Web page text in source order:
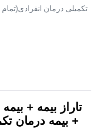
تکمیلی درمان
تاراز بیمه +
+ بیمه درمان